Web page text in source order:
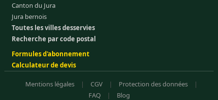
Canton du Jura
Jura bernois
Toutes les villes desservies
Recherche par code postal
Formules d'abonnement
Calculateur de devis
Mentions légales | CGV | Protection des données
|
FAQ
| Blog